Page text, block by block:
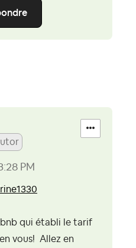
PM
qui établi le tarif
vous! Allez en